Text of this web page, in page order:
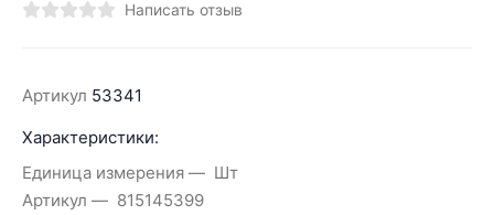
Написать отзыв
Артикул 53341
Характеристики:
Единица измерения
Шт
Артикул
815145399